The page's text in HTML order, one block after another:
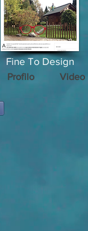
Profilo Video
Fine To Design